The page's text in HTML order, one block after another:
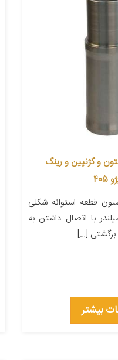
و گژنپین و رینگ
قطعه استوانه شکلی
با اتصال داشتن به
[…]
بیشتر